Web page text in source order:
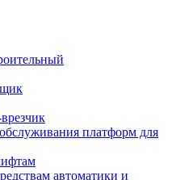
платформ для
автоматики и